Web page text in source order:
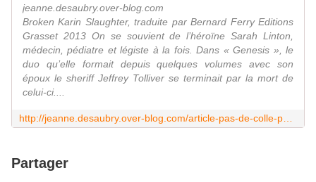
jeanne.desaubry.over-blog.com
Broken Karin Slaughter, traduite par Bernard Ferry Editions
Grasset 2013 On se souvient de l’héroïne Sarah Linton,
médecin, pédiatre et légiste à la fois. Dans « Genesis », le
duo qu’elle formait depuis quelques volumes avec son
époux le sheriff Jeffrey Tolliver se terminait par la mort de
celui-ci....
Partager